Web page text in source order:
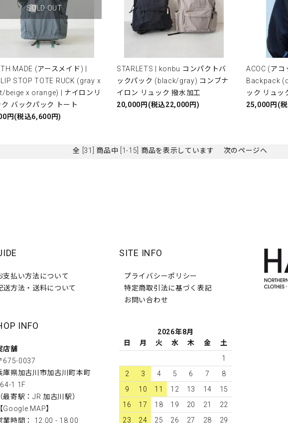
SOLD OUT
MADE (アースメイド) |
STOP TOTE RUCK (gray x
beige x orange) | ナイロンリ
ク バックパック トート
円(税込6,600円)
STARLETS | konbu コンパクトバ
ックパック (black/gray) コンブナ
イロン リュック 撥水加工
20,000円(税込22,000円)
ACOC (ア
Backpack
ック リュッ
25,000円(
全 [31] 商品中 [1-15] 商品を表示しています 次のページへ
支払い方法について
送方法・送料について
INFO
店舗
675-0037
庫県加古川市加古川町本町
1 1F
（最寄駅：JR 加古川駅）
【Google MAP】
業時間： 12:00 - 18:00
SITE INFO
プライバシーポリシー
特定商取引法に基づく表記
お問い合わせ
2026年8月
日
月 火 水 木 金
土
1
2
3 4 5 6 7
8
9
10 11 12 13 14
15
16
17 18 19 20 21
22
23
24 25 26 27 28 29